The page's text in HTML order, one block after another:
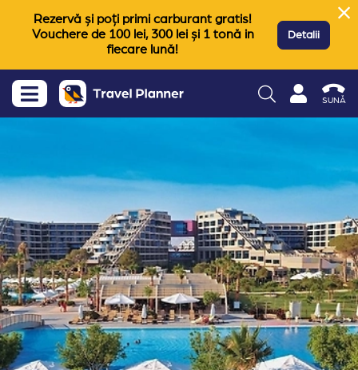
Rezervă și poți primi carburant gratis!
Vouchere de 100 lei, 300 lei și 1 tonă in
fiecare lună!
Detalii
SUNĂ